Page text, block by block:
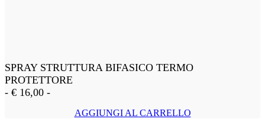
SPRAY STRUTTURA BIFASICO TERMO
PROTETTORE
- € 16,00 -
AGGIUNGI AL CARRELLO